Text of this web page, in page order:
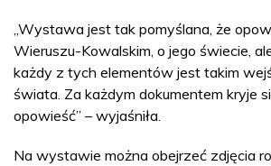
„Wystawa jest tak pomyślana, że
Wieruszu-Kowalskim, o jego świecie,
każdy z tych elementów jest takim
świata. Za każdym dokumentem kryje
opowieść” – wyjaśniła.
Na wystawie można obejrzeć zdjęcia